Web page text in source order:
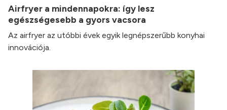
Airfryer a mindennapokra: így lesz
egészségesebb a gyors vacsora
Az airfryer az utóbbi évek egyik legnépszerűbb konyhai
innovációja.